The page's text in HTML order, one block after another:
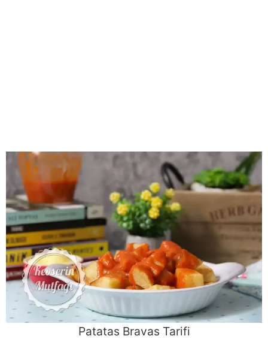
Patatas Bravas Tarifi